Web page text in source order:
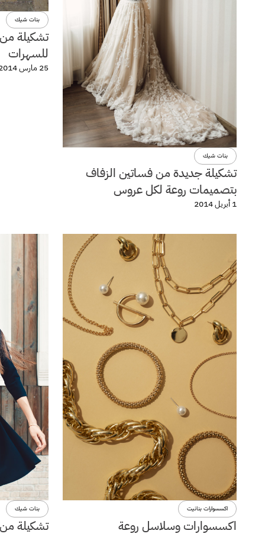
بنات شيك
تشكيلة جديدة من فساتين الزفاف
بتصميمات روعة لكل عروس
1 أبريل 2014
بنات شيك
تشكيلة من
للسهرات
25 مارس 2014
اكسسوارات بنانيت
اكسسوارات وسلاسل روعة
بنات شيك
تشكيلة